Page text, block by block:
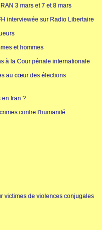
3 mars et 7 et 8 mars
interviewée sur Radio Libertaire
et hommes
à la Cour pénale internationale
au cœur des élections
en Iran ?
contre l'humanité
victimes de violences conjugales